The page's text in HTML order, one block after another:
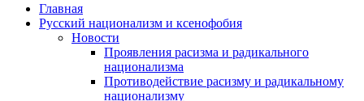
Главная
Русский национализм и ксенофобия
Новости
Проявления расизма и радикального
национализма
Противодействие расизму и радикальному
национализму